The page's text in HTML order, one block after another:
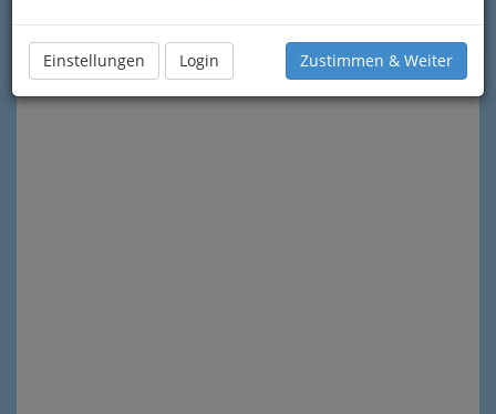
Einstellungen Login Zustimmen & Weiter
Meine Nachricht senden